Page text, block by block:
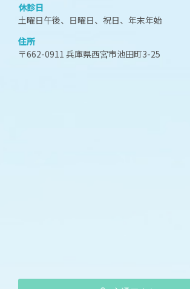
休診日
土曜日午後、日曜日、祝日、年末年始
住所
〒662-0911 兵庫県西宮市池田町3-25